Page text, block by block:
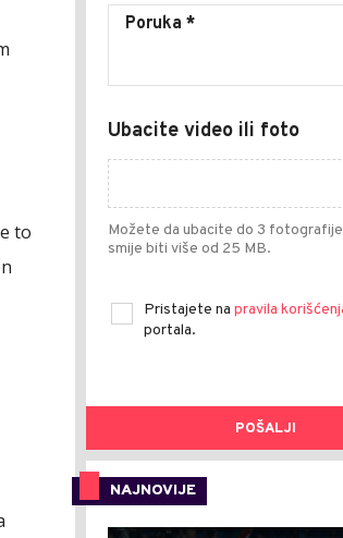
to
Ubacite video ili foto
Možete da ubacite do 3
smije biti više od 25 MB.
Pristajete na pravila
portala.
POŠALJI
NAJNOVIJE